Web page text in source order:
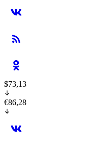
$73,13
€86,28